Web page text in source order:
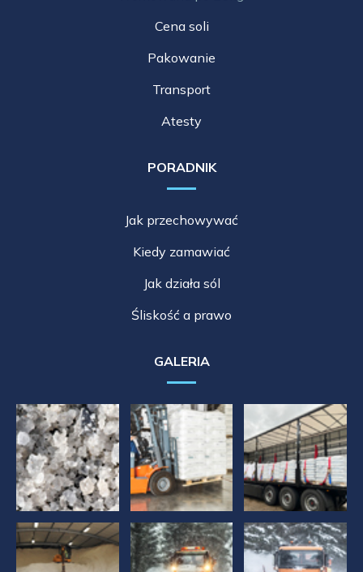
Cena soli
Pakowanie
Transport
Atesty
PORADNIK
Jak przechowywać
Kiedy zamawiać
Jak działa sól
Śliskość a prawo
GALERIA